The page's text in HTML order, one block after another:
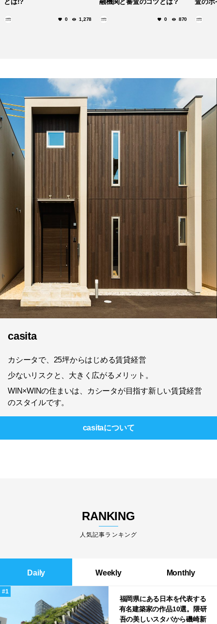
0 1,278 0 870
casita
カシータで、25坪からはじめる賃貸経営
少ないリスクと、大きく広がるメリット。
WIN×WINの住まいは、カシータが目指す新しい賃貸経営
のスタイルです。
casitaについて
RANKING
人気記事ランキング
Daily Weekly Monthly
福岡県にある日本を代表する
有名建築家の作品10選。隈研
吾の美しいスタバから磯崎新